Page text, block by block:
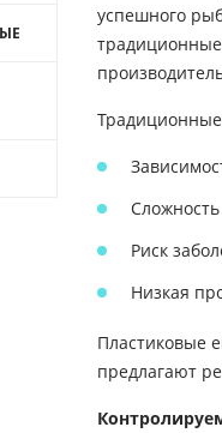
успешного
Риск
Низкая
Пластиковые
предлагают